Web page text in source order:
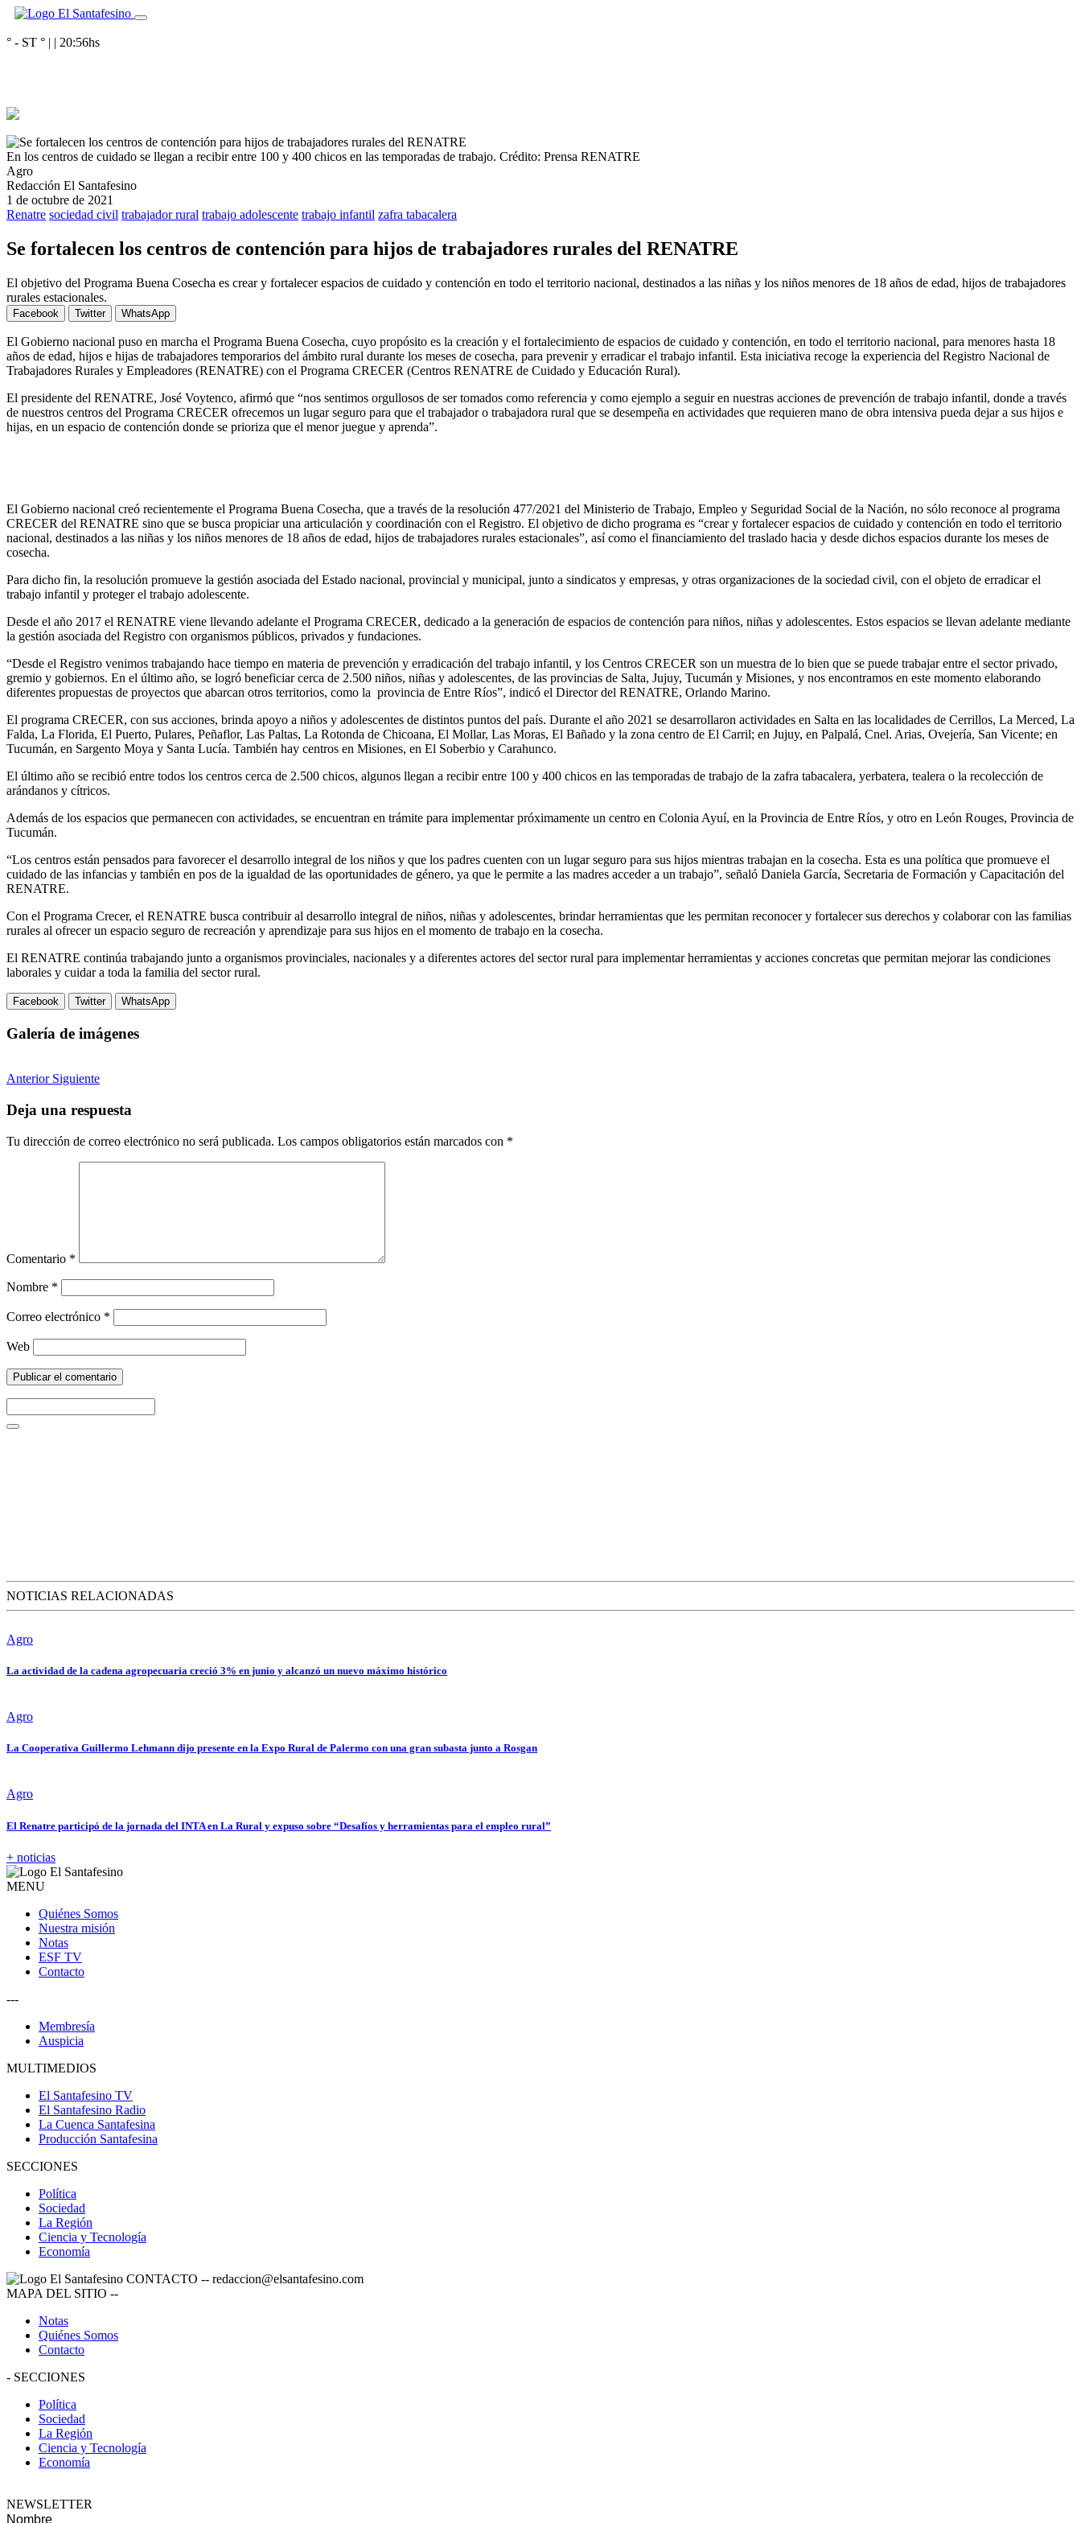
° - ST ° | | 20:56hs
En los centros de cuidado se llegan a recibir entre 100 y 400 chicos en las temporadas de trabajo. Crédito: Prensa RENATRE
Agro
Redacción El Santafesino
1 de octubre de 2021
Renatre sociedad civil trabajador rural trabajo adolescente trabajo infantil zafra tabacalera
Se fortalecen los centros de contención para hijos de trabajadores rurales del RENATRE
El objetivo del Programa Buena Cosecha es crear y fortalecer espacios de cuidado y contención en todo el territorio nacional, destinados a las niñas y los niños menores de 18 años de edad, hijos de trabajadores
rurales estacionales.
Facebook Twitter WhatsApp
El Gobierno nacional puso en marcha el Programa Buena Cosecha, cuyo propósito es la creación y el fortalecimiento de espacios de cuidado y contención, en todo el territorio nacional, para menores hasta 18
años de edad, hijos e hijas de trabajadores temporarios del ámbito rural durante los meses de cosecha, para prevenir y erradicar el trabajo infantil. Esta iniciativa recoge la experiencia del Registro Nacional de
Trabajadores Rurales y Empleadores (RENATRE) con el Programa CRECER (Centros RENATRE de Cuidado y Educación Rural).
El presidente del RENATRE, José Voytenco, afirmó que “nos sentimos orgullosos de ser tomados como referencia y como ejemplo a seguir en nuestras acciones de prevención de trabajo infantil, donde a través
de nuestros centros del Programa CRECER ofrecemos un lugar seguro para que el trabajador o trabajadora rural que se desempeña en actividades que requieren mano de obra intensiva pueda dejar a sus hijos e
hijas, en un espacio de contención donde se prioriza que el menor juegue y aprenda”.
El Gobierno nacional creó recientemente el Programa Buena Cosecha, que a través de la resolución 477/2021 del Ministerio de Trabajo, Empleo y Seguridad Social de la Nación, no sólo reconoce al programa
CRECER del RENATRE sino que se busca propiciar una articulación y coordinación con el Registro. El objetivo de dicho programa es “crear y fortalecer espacios de cuidado y contención en todo el territorio
nacional, destinados a las niñas y los niños menores de 18 años de edad, hijos de trabajadores rurales estacionales”, así como el financiamiento del traslado hacia y desde dichos espacios durante los meses de
cosecha.
Para dicho fin, la resolución promueve la gestión asociada del Estado nacional, provincial y municipal, junto a sindicatos y empresas, y otras organizaciones de la sociedad civil, con el objeto de erradicar el
trabajo infantil y proteger el trabajo adolescente.
Desde el año 2017 el RENATRE viene llevando adelante el Programa CRECER, dedicado a la generación de espacios de contención para niños, niñas y adolescentes. Estos espacios se llevan adelante mediante
la gestión asociada del Registro con organismos públicos, privados y fundaciones.
“Desde el Registro venimos trabajando hace tiempo en materia de prevención y erradicación del trabajo infantil, y los Centros CRECER son un muestra de lo bien que se puede trabajar entre el sector privado,
gremio y gobiernos. En el último año, se logró beneficiar cerca de 2.500 niños, niñas y adolescentes, de las provincias de Salta, Jujuy, Tucumán y Misiones, y nos encontramos en este momento elaborando
diferentes propuestas de proyectos que abarcan otros territorios, como la provincia de Entre Ríos”, indicó el Director del RENATRE, Orlando Marino.
El programa CRECER, con sus acciones, brinda apoyo a niños y adolescentes de distintos puntos del país. Durante el año 2021 se desarrollaron actividades en Salta en las localidades de Cerrillos, La Merced, La
Falda, La Florida, El Puerto, Pulares, Peñaflor, Las Paltas, La Rotonda de Chicoana, El Mollar, Las Moras, El Bañado y la zona centro de El Carril; en Jujuy, en Palpalá, Cnel. Arias, Ovejería, San Vicente; en
Tucumán, en Sargento Moya y Santa Lucía. También hay centros en Misiones, en El Soberbio y Carahunco.
El último año se recibió entre todos los centros cerca de 2.500 chicos, algunos llegan a recibir entre 100 y 400 chicos en las temporadas de trabajo de la zafra tabacalera, yerbatera, tealera o la recolección de
arándanos y cítricos.
Además de los espacios que permanecen con actividades, se encuentran en trámite para implementar próximamente un centro en Colonia Ayuí, en la Provincia de Entre Ríos, y otro en León Rouges, Provincia de
Tucumán.
“Los centros están pensados para favorecer el desarrollo integral de los niños y que los padres cuenten con un lugar seguro para sus hijos mientras trabajan en la cosecha. Esta es una política que promueve el
cuidado de las infancias y también en pos de la igualdad de las oportunidades de género, ya que le permite a las madres acceder a un trabajo”, señaló Daniela García, Secretaria de Formación y Capacitación del
RENATRE.
Con el Programa Crecer, el RENATRE busca contribuir al desarrollo integral de niños, niñas y adolescentes, brindar herramientas que les permitan reconocer y fortalecer sus derechos y colaborar con las familias
rurales al ofrecer un espacio seguro de recreación y aprendizaje para sus hijos en el momento de trabajo en la cosecha.
El RENATRE continúa trabajando junto a organismos provinciales, nacionales y a diferentes actores del sector rural para implementar herramientas y acciones concretas que permitan mejorar las condiciones
laborales y cuidar a toda la familia del sector rural.
Facebook Twitter WhatsApp
Galería de imágenes
Anterior Siguiente
Deja una respuesta
Tu dirección de correo electrónico no será publicada. Los campos obligatorios están marcados con *
Comentario *
Nombre *
Correo electrónico *
Web
NOTICIAS RELACIONADAS
Agro
La actividad de la cadena agropecuaria creció 3% en junio y alcanzó un nuevo máximo histórico
Agro
La Cooperativa Guillermo Lehmann dijo presente en la Expo Rural de Palermo con una gran subasta junto a Rosgan
Agro
El Renatre participó de la jornada del INTA en La Rural y expuso sobre “Desafíos y herramientas para el empleo rural”
+ noticias
MENU
Quiénes Somos
Nuestra misión
Notas
ESF TV
Contacto
---
Membresía
Auspicia
MULTIMEDIOS
El Santafesino TV
El Santafesino Radio
La Cuenca Santafesina
Producción Santafesina
SECCIONES
Política
Sociedad
La Región
Ciencia y Tecnología
Economía
CONTACTO -- redaccion@elsantafesino.com
MAPA DEL SITIO --
Notas
Quiénes Somos
Contacto
- SECCIONES
Política
Sociedad
La Región
Ciencia y Tecnología
Economía
NEWSLETTER
Nombre